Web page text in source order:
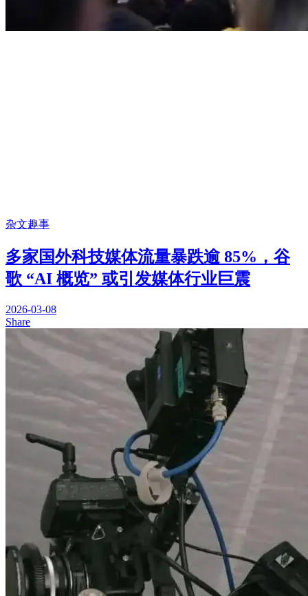
杂文趣事
多家国外科技媒体流量暴跌逾 85%，谷
歌 “AI 概览” 或引发媒体行业巨震
2026-03-08
Share